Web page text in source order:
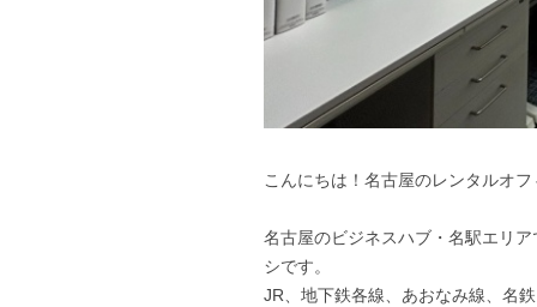
こんにちは！名古屋のレンタルオ
名古屋のビジネスハブ・名駅エリ
シです。
JR、地下鉄各線、あおなみ線、名